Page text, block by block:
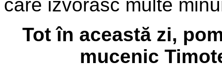
care izvorăsc multe
Tot în această zi,
mucenic